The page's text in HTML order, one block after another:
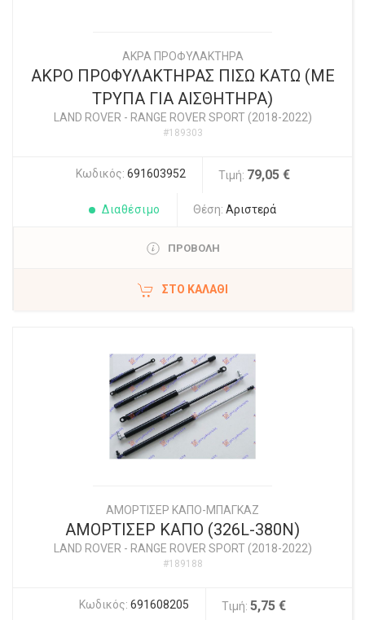
ΑΚΡΑ ΠΡΟΦΥΛΑΚΤΗΡΑ
ΑΚΡΟ ΠΡΟΦΥΛΑΚΤΗΡΑΣ ΠΙΣΩ ΚΑΤΩ (ΜΕ
ΤΡΥΠΑ ΓΙΑ ΑΙΣΘΗΤΗΡΑ)
LAND ROVER - RANGE ROVER SPORT (2018-2022)
#189303
Κωδικός: 691603952 Τιμή: 79,05 €
Διαθέσιμο Θέση: Αριστερά
ΠΡΟΒΟΛΗ
ΣΤΟ ΚΑΛΆΘΙ
ΑΜΟΡΤΙΣΕΡ ΚΑΠΟ-ΜΠΑΓΚΑΖ
ΑΜΟΡΤΙΣΕΡ ΚΑΠΟ (326L-380N)
LAND ROVER - RANGE ROVER SPORT (2018-2022)
#189188
Κωδικός: 691608205 Τιμή: 5,75 €